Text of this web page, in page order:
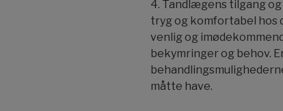
4. Tandlægens tilgang
tryg og komfortabel hos
venlig og
bekymringer og behov.
måtte have.